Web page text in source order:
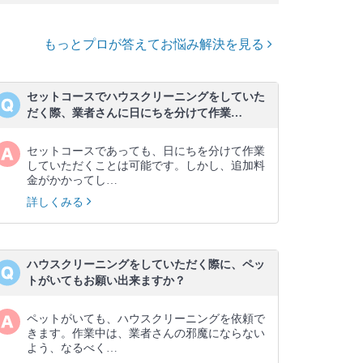
もっとプロが答えてお悩み解決を見る
セットコースでハウスクリーニングをしていた
だく際、業者さんに日にちを分けて作業…
セットコースであっても、日にちを分けて作業
していただくことは可能です。しかし、追加料
金がかかってし…
詳しくみる
ハウスクリーニングをしていただく際に、ペッ
トがいてもお願い出来ますか？
ペットがいても、ハウスクリーニングを依頼で
きます。作業中は、業者さんの邪魔にならない
よう、なるべく…